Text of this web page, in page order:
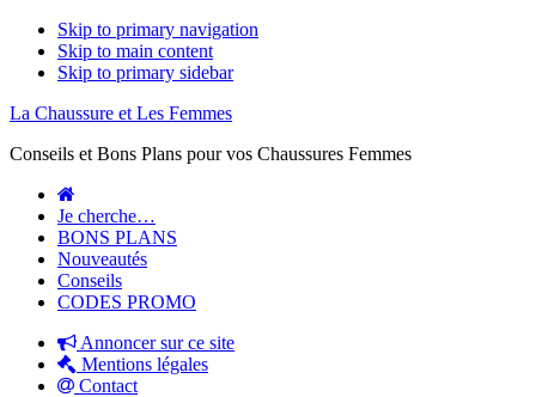
Skip to primary navigation
Skip to main content
Skip to primary sidebar
La Chaussure et Les Femmes
Conseils et Bons Plans pour vos Chaussures Femmes
Je cherche…
BONS PLANS
Nouveautés
Conseils
CODES PROMO
Annoncer sur ce site
Mentions légales
Contact